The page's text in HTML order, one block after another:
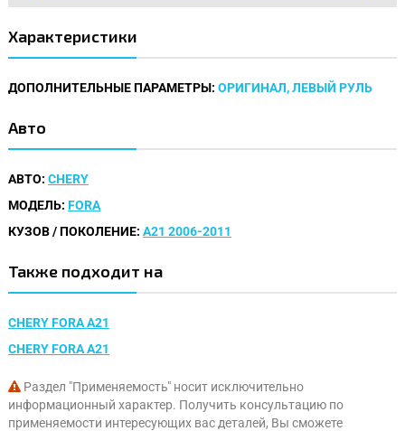
Характеристики
ДОПОЛНИТЕЛЬНЫЕ ПАРАМЕТРЫ: ОРИГИНАЛ, ЛЕВЫЙ РУЛЬ
Авто
АВТО: CHERY
МОДЕЛЬ: FORA
КУЗОВ / ПОКОЛЕНИЕ: A21 2006-2011
Также подходит на
CHERY FORA A21
CHERY FORA A21
Раздел "Применяемость" носит исключительно
информационный характер. Получить консультацию по
применяемости интересующих вас деталей, Вы сможете